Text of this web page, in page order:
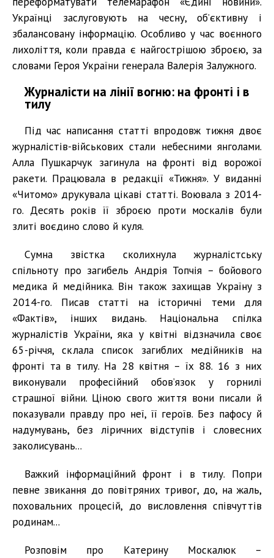
Українці заслуговують на чесну, об’єктивну і
збалансовану інформацію. Особливо у час воєнного
лихоліття, коли правда є найгострішою зброєю, за
словами Героя України генерала Валерія Залужного.
Журналісти на лінії вогню: на фронті і в
тилу
Під час написання статті впродовж тижня двоє
журналістів-військових стали небесними янголами.
Алла Пушкарчук загинула на фронті від ворожої
ракети. Працювала в редакції «Тижня». У виданні
«Читомо» друкувала цікаві статті. Воювала з 2014-
го. Десять років її зброєю проти москалів були
злиті воєдино слово й куля.
Сумна звістка сколихнула журналістську
спільноту про загибель Андрія Топчія – бойового
медика й медійника. Він також захищав Україну з
2014-го. Писав статті на історичні теми для
«Фактів», інших видань. Національна спілка
журналістів України, яка у квітні відзначила своє
65-річчя, склала список загиблих медійників на
фронті та в тилу. На 28 квітня – їх 88. 16 з них
виконували професійний обов’язок у горнилі
страшної війни. Ціною свого життя вони писали й
показували правду про неї, її героїв. Без пафосу й
надумувань, без ліричних відступів і словесних
заколисувань...
Важкий інформаційний фронт і в тилу. Попри
певне звикання до повітряних тривог, до, на жаль,
поховальних процесій, до висловлення співчуттів
родинам...
Розповім про Катерину Москалюк –